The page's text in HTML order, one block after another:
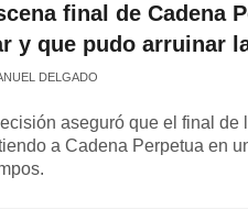
final de Cadena
y que pudo arruinar
DELGADO
aseguró que el final
a Cadena Perpetua en